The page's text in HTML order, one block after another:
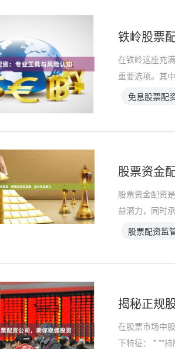
铁岭股票
在铁岭这座充
重要选项。其
免息股票配
股票资金
股票资金配资
益潜力，同时
股票配资监
揭秘正规
在股票市场中
下特征： * **